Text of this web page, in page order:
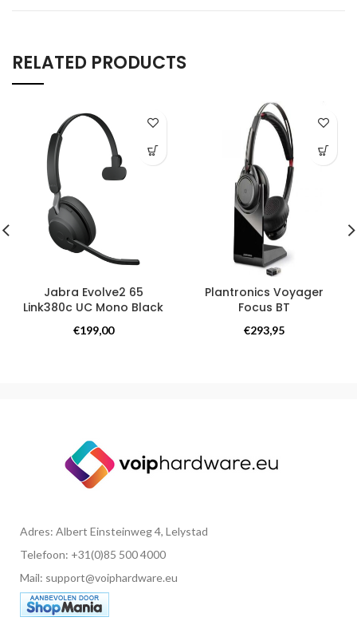
RELATED PRODUCTS
Jabra Evolve2 65
Link380c UC Mono Black
Overige producten
€199,00
Plantronics Voyager
Focus BT
Headsets
€293,95
Adres: Albert Einsteinweg 4, Lelystad
Telefoon: +31(0)85 500 4000
Mail: support@voiphardware.eu